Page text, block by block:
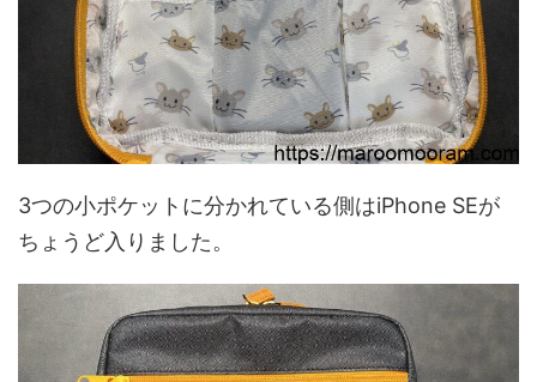
3つの小ポケットに分かれている側はiPhone SEが
ちょうど入りました。